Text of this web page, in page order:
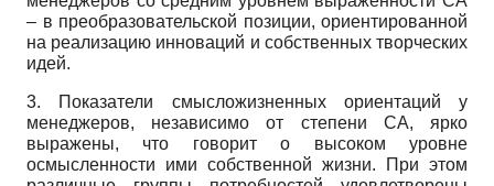
– в преобразовательской позиции, ориентированной
на реализацию инноваций и собственных творческих
идей.
3. Показатели смысложизненных ориентаций у
менеджеров, независимо от степени СА, ярко
выражены, что говорит о высоком уровне
осмысленности ими собственной жизни. При этом